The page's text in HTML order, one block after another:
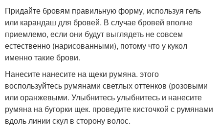
Придайте бровям правильную форму, используя гель
или карандаш для бровей. В случае бровей вполне
приемлемо, если они будут выглядеть не совсем
естественно (нарисованными), потому что у кукол
именно такие брови.
Нанесите нанесите на щеки румяна. этого
воспользуйтесь румянами светлых оттенков (розовыми
или оранжевыми. Улыбнитесь улыбнитесь и нанесите
румяна на бугорки щек. проведите кисточкой с румянами
вдоль линии скул в сторону волос.